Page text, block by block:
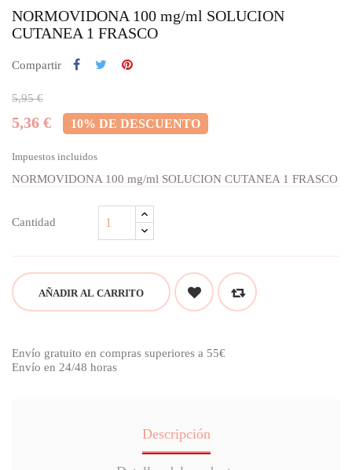
NORMOVIDONA 100 mg/ml SOLUCION
CUTANEA 1 FRASCO
Compartir
5,95 €
5,36 € 10% DE DESCUENTO
Impuestos incluidos
NORMOVIDONA 100 mg/ml SOLUCION CUTANEA 1 FRASCO
Cantidad
AÑADIR AL CARRITO
Envío gratuito en compras superiores a 55€
Envío en 24/48 horas
Descripción